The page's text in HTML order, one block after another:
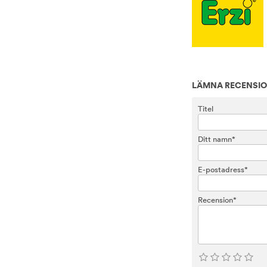
LÄMNA
Titel
Ditt namn*
E-postadress*
Recension*